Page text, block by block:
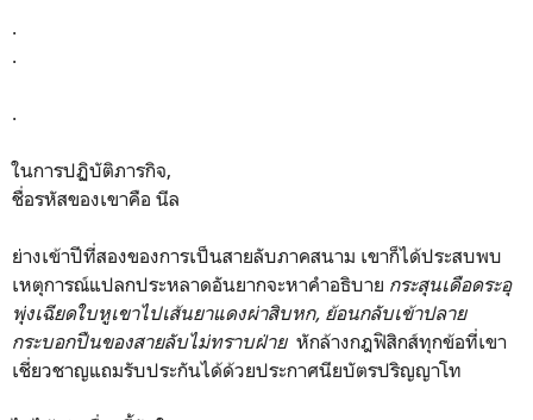
.
.
.
ในการปฏิบัติภารกิจ,
ชื่อรหัสของเขาคือ นีล
ย่างเข้าปีที่สองของการเป็นสายลับภาคสนาม เขาก็ได้ประสบพบ
เหตุการณ์แปลกประหลาดอันยากจะหาคำอธิบาย กระสุนเดือดระอุ
พุ่งเฉียดใบหูเขาไปเส้นยาแดงผ่าสิบหก, ย้อนกลับเข้าปลาย
กระบอกปืนของสายลับไม่ทราบฝ่ายหักล้างกฎฟิสิกส์ทุกข้อที่เขา
เชี่ยวชาญแถมรับประกันได้ด้วยประกาศนียบัตรปริญญาโท